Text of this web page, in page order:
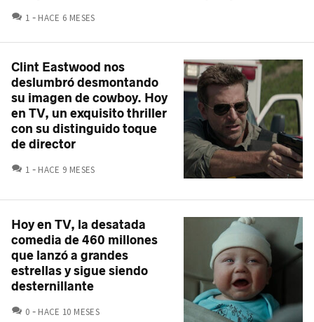
1 COMENTARIOS
HACE 6 MESES
Clint Eastwood nos
deslumbró desmontando
su imagen de cowboy. Hoy
en TV, un exquisito thriller
con su distinguido toque
de director
1 COMENTARIOS
HACE 9 MESES
Hoy en TV, la desatada
comedia de 460 millones
que lanzó a grandes
estrellas y sigue siendo
desternillante
0 COMENTARIOS
HACE 10 MESES